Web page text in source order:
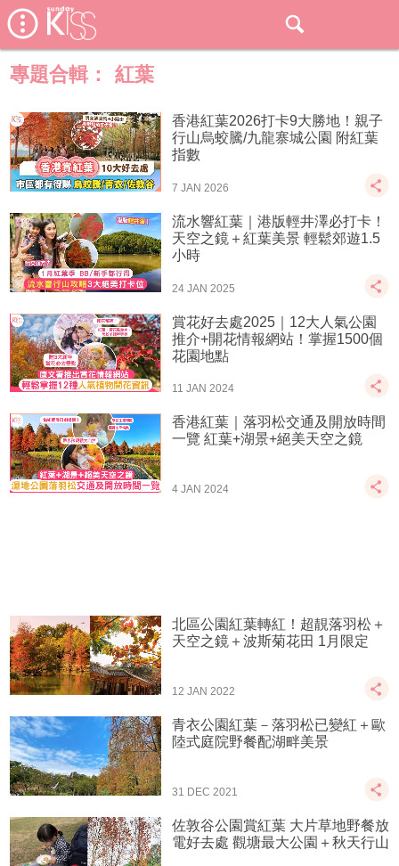
專題合輯： 紅葉
香港紅葉2026打卡9大勝地！親子
行山烏蛟騰/九龍寨城公園 附紅葉
指數
7 JAN 2026
流水響紅葉｜港版輕井澤必打卡！
天空之鏡＋紅葉美景 輕鬆郊遊1.5
小時
24 JAN 2025
賞花好去處2025｜12大人氣公園
推介+開花情報網站！掌握1500個
花園地點
11 JAN 2024
香港紅葉｜落羽松交通及開放時間
一覽 紅葉+湖景+絕美天空之鏡
4 JAN 2024
北區公園紅葉轉紅！超靚落羽松＋
天空之鏡＋波斯菊花田 1月限定
12 JAN 2022
青衣公園紅葉－落羽松已變紅＋歐
陸式庭院野餐配湖畔美景
31 DEC 2021
佐敦谷公園賞紅葉 大片草地野餐放
電好去處 觀塘最大公園＋秋天行山